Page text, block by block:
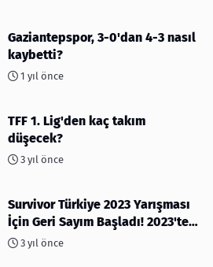
Gaziantepspor, 3-0'dan 4-3 nasıl
kaybetti?
1 yıl önce
TFF 1. Lig'den kaç takım
düşecek?
3 yıl önce
Survivor Türkiye 2023 Yarışması
İçin Geri Sayım Başladı! 2023'te
kimler var?
3 yıl önce